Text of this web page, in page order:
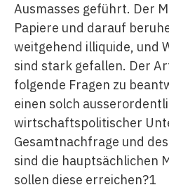
Ausmasses geführt. Der
Papiere und darauf
weitgehend illiquide, und
sind stark gefallen. Der
folgende Fragen zu
einen solch
wirtschaftspolitischer
Gesamtnachfrage und
sind die hauptsächlichen
sollen diese erreichen?1